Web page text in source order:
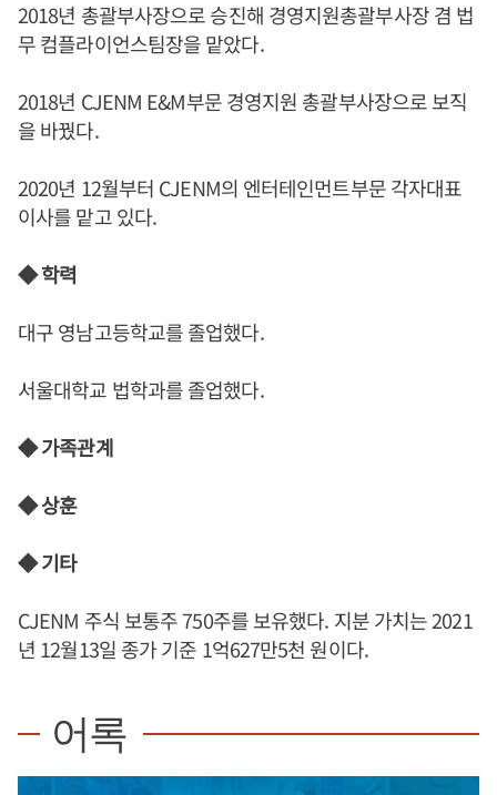
2018년 총괄부사장으로 승진해 경영지원총괄부사장 겸 법
무 컴플라이언스팀장을 맡았다.
2018년 CJENM E&M부문 경영지원 총괄부사장으로 보직
을 바꿨다.
2020년 12월부터 CJENM의 엔터테인먼트부문 각자대표
이사를 맡고 있다.
◆ 학력
대구 영남고등학교를 졸업했다.
서울대학교 법학과를 졸업했다.
◆ 가족관계
◆ 상훈
◆ 기타
CJENM 주식 보통주 750주를 보유했다. 지분 가치는 2021
년 12월13일 종가 기준 1억627만5천 원이다.
어록